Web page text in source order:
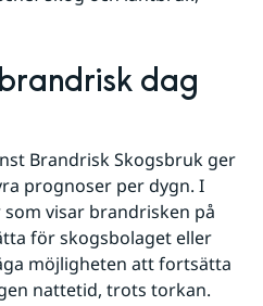
dag
Brandrisk Skogsbruk ger
prognoser per dygn. I
visar brandrisken på
för skogsbolaget eller
möjligheten att fortsätta
nattetid, trots torkan.